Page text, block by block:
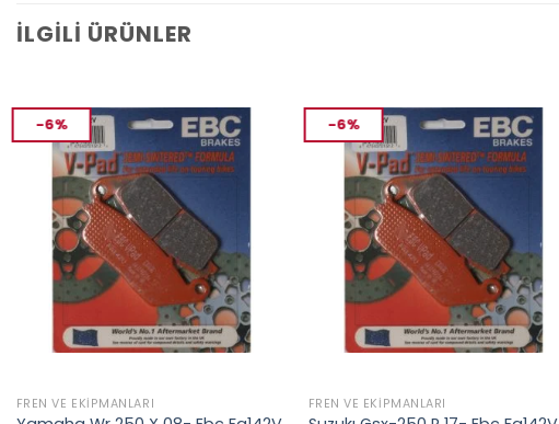
İLGILI ÜRÜNLER
-6%
FREN VE EKIPMANLARI
-6%
FREN VE EKIPMANLARI